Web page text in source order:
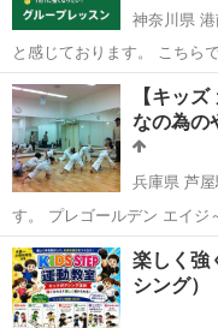
神奈川県
と感じております。 こ
り入れながら運…
神奈川 横浜市 港南台
【キッ
なの為の
兵庫県 芦屋
す。 プレゴールデン エイジ
期に身体能力…
兵庫 芦屋市 芦屋駅
楽しく強
シング）